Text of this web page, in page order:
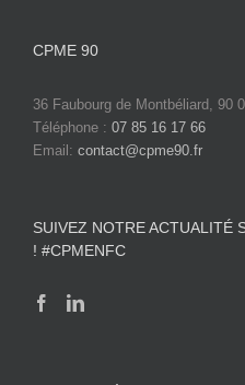
CPME 90
36 Faubourg de Montbéliard, 90
Téléphone : 07 85 16 17 66
Email: contact@cpme90.fr
SUIVEZ NOTRE ACTUALITÉ
! #CPMENFC